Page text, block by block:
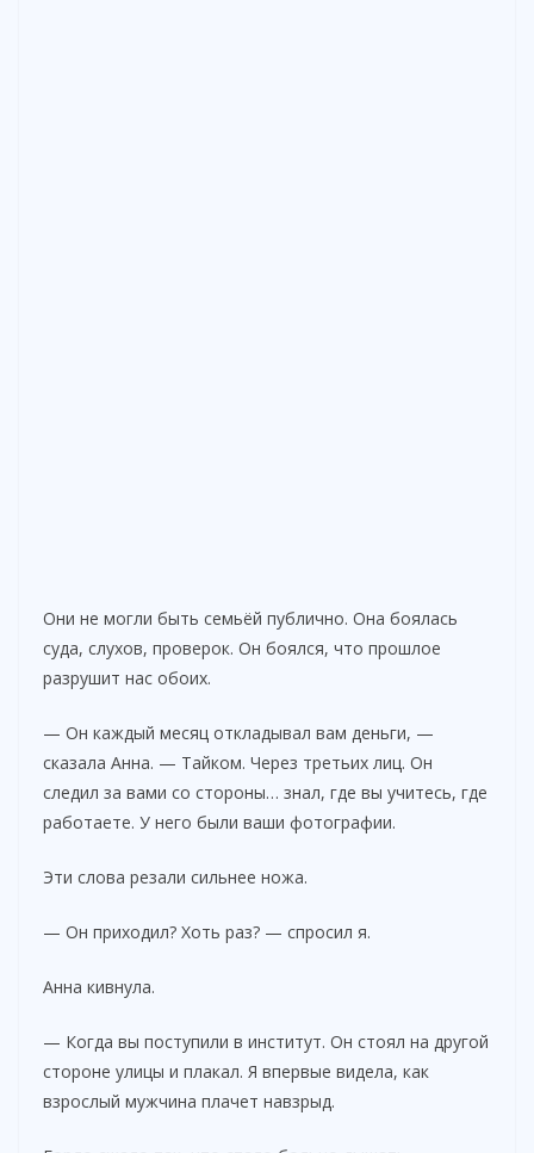
Они не могли быть семьёй публично. Она боялась
суда, слухов, проверок. Он боялся, что прошлое
разрушит нас обоих.
— Он каждый месяц откладывал вам деньги, —
сказала Анна. — Тайком. Через третьих лиц. Он
следил за вами со стороны… знал, где вы учитесь, где
работаете. У него были ваши фотографии.
Эти слова резали сильнее ножа.
— Он приходил? Хоть раз? — спросил я.
Анна кивнула.
— Когда вы поступили в институт. Он стоял на другой
стороне улицы и плакал. Я впервые видела, как
взрослый мужчина плачет навзрыд.